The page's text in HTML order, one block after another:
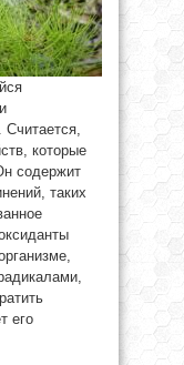
Считается,
которые
содержит
таких
его